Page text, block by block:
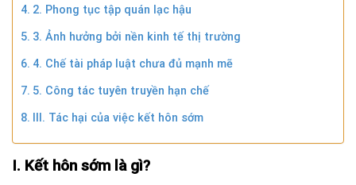
2. Phong tục tập quán lạc hậu
3. Ảnh hưởng bởi nền kinh tế thị trường
4. Chế tài pháp luật chưa đủ mạnh mẽ
5. Công tác tuyên truyền hạn chế
III. Tác hại của việc kết hôn sớm
I. Kết hôn sớm là gì?